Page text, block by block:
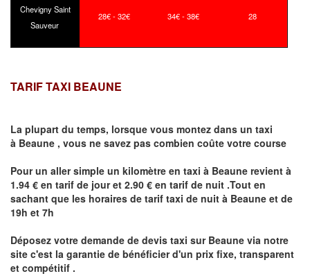
Chevigny Saint
Sauveur
28€ - 32€ 34€ - 38€ 28
TARIF TAXI BEAUNE
La plupart du temps, lorsque vous montez dans un taxi
à Beaune , vous ne savez pas combien coûte votre course
Pour un aller simple un kilomètre en taxi à Beaune revient à
1.94 € en tarif de jour et 2.90 € en tarif de nuit .Tout en
sachant que les horaires de tarif taxi de nuit à Beaune et de
19h et 7h
Déposez votre demande de devis taxi sur Beaune via notre
site c'est la garantie de bénéficier d'un prix fixe, transparent
et compétitif .